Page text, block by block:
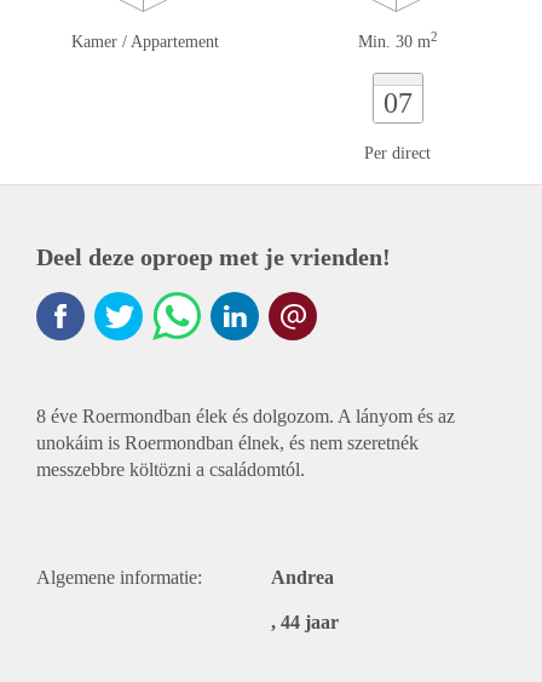
Kamer / Appartement Min. 30 m2
07
Per direct
Deel deze oproep met je vrienden!
8 éve Roermondban élek és dolgozom. A lányom és az
unokáim is Roermondban élnek, és nem szeretnék
messzebbre költözni a családomtól.
Algemene informatie: Andrea
, 44 jaar